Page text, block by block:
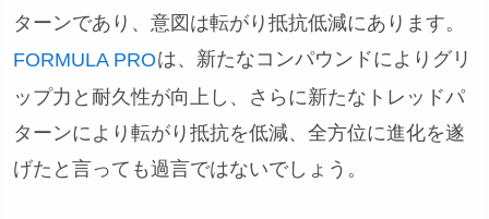
ターンであり、意図は転がり抵抗低減にあります。
FORMULA PROは、新たなコンパウンドによりグリ
ップ力と耐久性が向上し、さらに新たなトレッドパ
ターンにより転がり抵抗を低減、全方位に進化を遂
げたと言っても過言ではないでしょう。